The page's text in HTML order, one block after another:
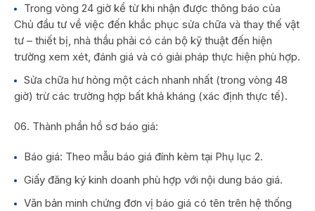
Trong vòng 24 giờ kể từ khi nhận được thông báo của
Chủ đầu tư về việc đến khắc phục sửa chữa và thay thế vật
tư – thiết bị, nhà thầu phải có cán bộ kỹ thuật đến hiện
trường xem xét, đánh giá và có giải pháp thực hiện phù hợp.
Sửa chữa hư hỏng một cách nhanh nhất (trong vòng 48
giờ) trừ các trường hợp bất khả kháng (xác định thực tế).
Thành phần hồ sơ báo giá:
Báo giá: Theo mẫu báo giá đính kèm tại Phụ lục 2.
Giấy đăng ký kinh doanh phù hợp với nội dung báo giá.
Văn bản minh chứng đơn vị báo giá có tên trên hệ thống